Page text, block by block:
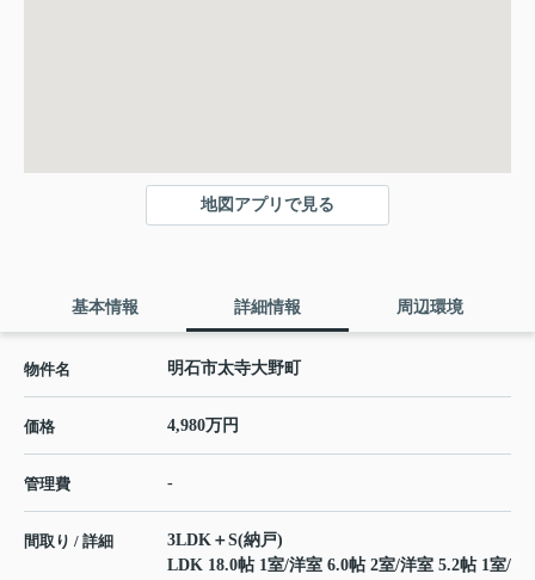
地図アプリで見る
基本情報 詳細情報 周辺環境
物件名 明石市太寺大野町
価格 4,980万円
管理費 -
間取り / 詳細
3LDK＋S(納戸)
LDK 18.0帖 1室/洋室 6.0帖 2室/洋室 5.2帖 1室/